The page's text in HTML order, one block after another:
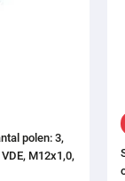
polen: 3,
M12x1,0,